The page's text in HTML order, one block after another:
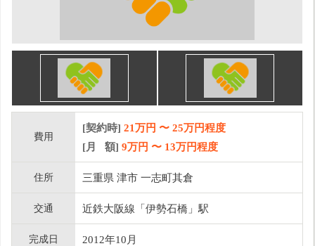
費用
[契約時] 21万円 〜 25万円程度
[月 額] 9万円 〜 13万円程度
住所 三重県 津市 一志町其倉
交通 近鉄大阪線「伊勢石橋」駅
完成日 2012年10月